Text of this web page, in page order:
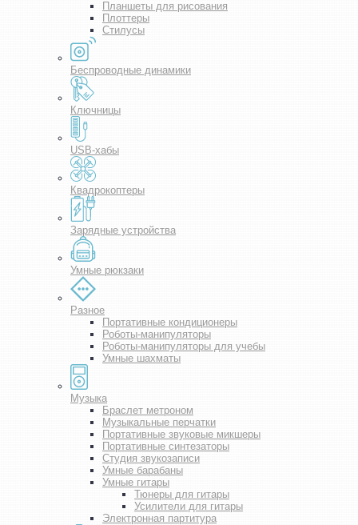
Планшеты для рисования
Плоттеры
Стилусы
Беспроводные динамики
Ключницы
USB-хабы
Квадрокоптеры
Зарядные устройства
Умные рюкзаки
Разное
Портативные кондиционеры
Роботы-манипуляторы
Роботы-манипуляторы для учебы
Умные шахматы
Музыка
Браслет метроном
Музыкальные перчатки
Портативные звуковые микшеры
Портативные синтезаторы
Студия звукозаписи
Умные барабаны
Умные гитары
Тюнеры для гитары
Усилители для гитары
Электронная партитура